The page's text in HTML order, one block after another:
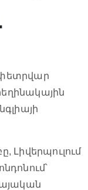
փետրվար
Լիվերպուլում